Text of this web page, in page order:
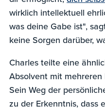
wirklich intellektuell
was deine Gabe ist",
keine Sorgen darüber,
Charles teilte eine
Absolvent mit mehreren
Sein Weg der
zu der Erkenntnis, dass